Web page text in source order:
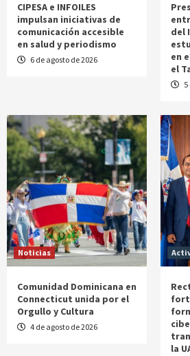
CIPESA e INFOILES
impulsan iniciativas de
comunicación accesible
en salud y periodismo
6 de agosto de 2026
del
en
el
Noticias
Comunidad Dominicana en
Connecticut unida por el
Orgullo y Cultura
4 de agosto de 2026
la